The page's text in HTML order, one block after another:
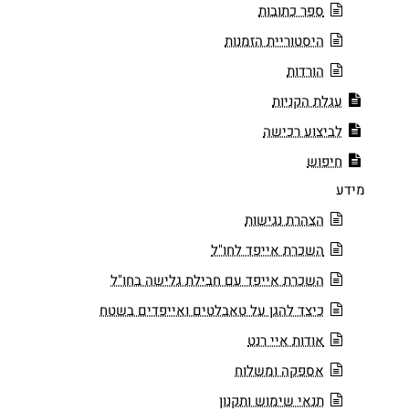
ספר כתובות
היסטוריית הזמנות
הורדות
עגלת הקניות
לביצוע רכישה
חיפוש
מידע
הצהרת נגישות
השכרת אייפד לחו"ל
השכרת אייפד עם חבילת גלישה בחו"ל
כיצד להגן על טאבלטים ואייפדים בשטח
אודות איי רנט
אספקה ומשלוח
תנאי שימוש ותקנון